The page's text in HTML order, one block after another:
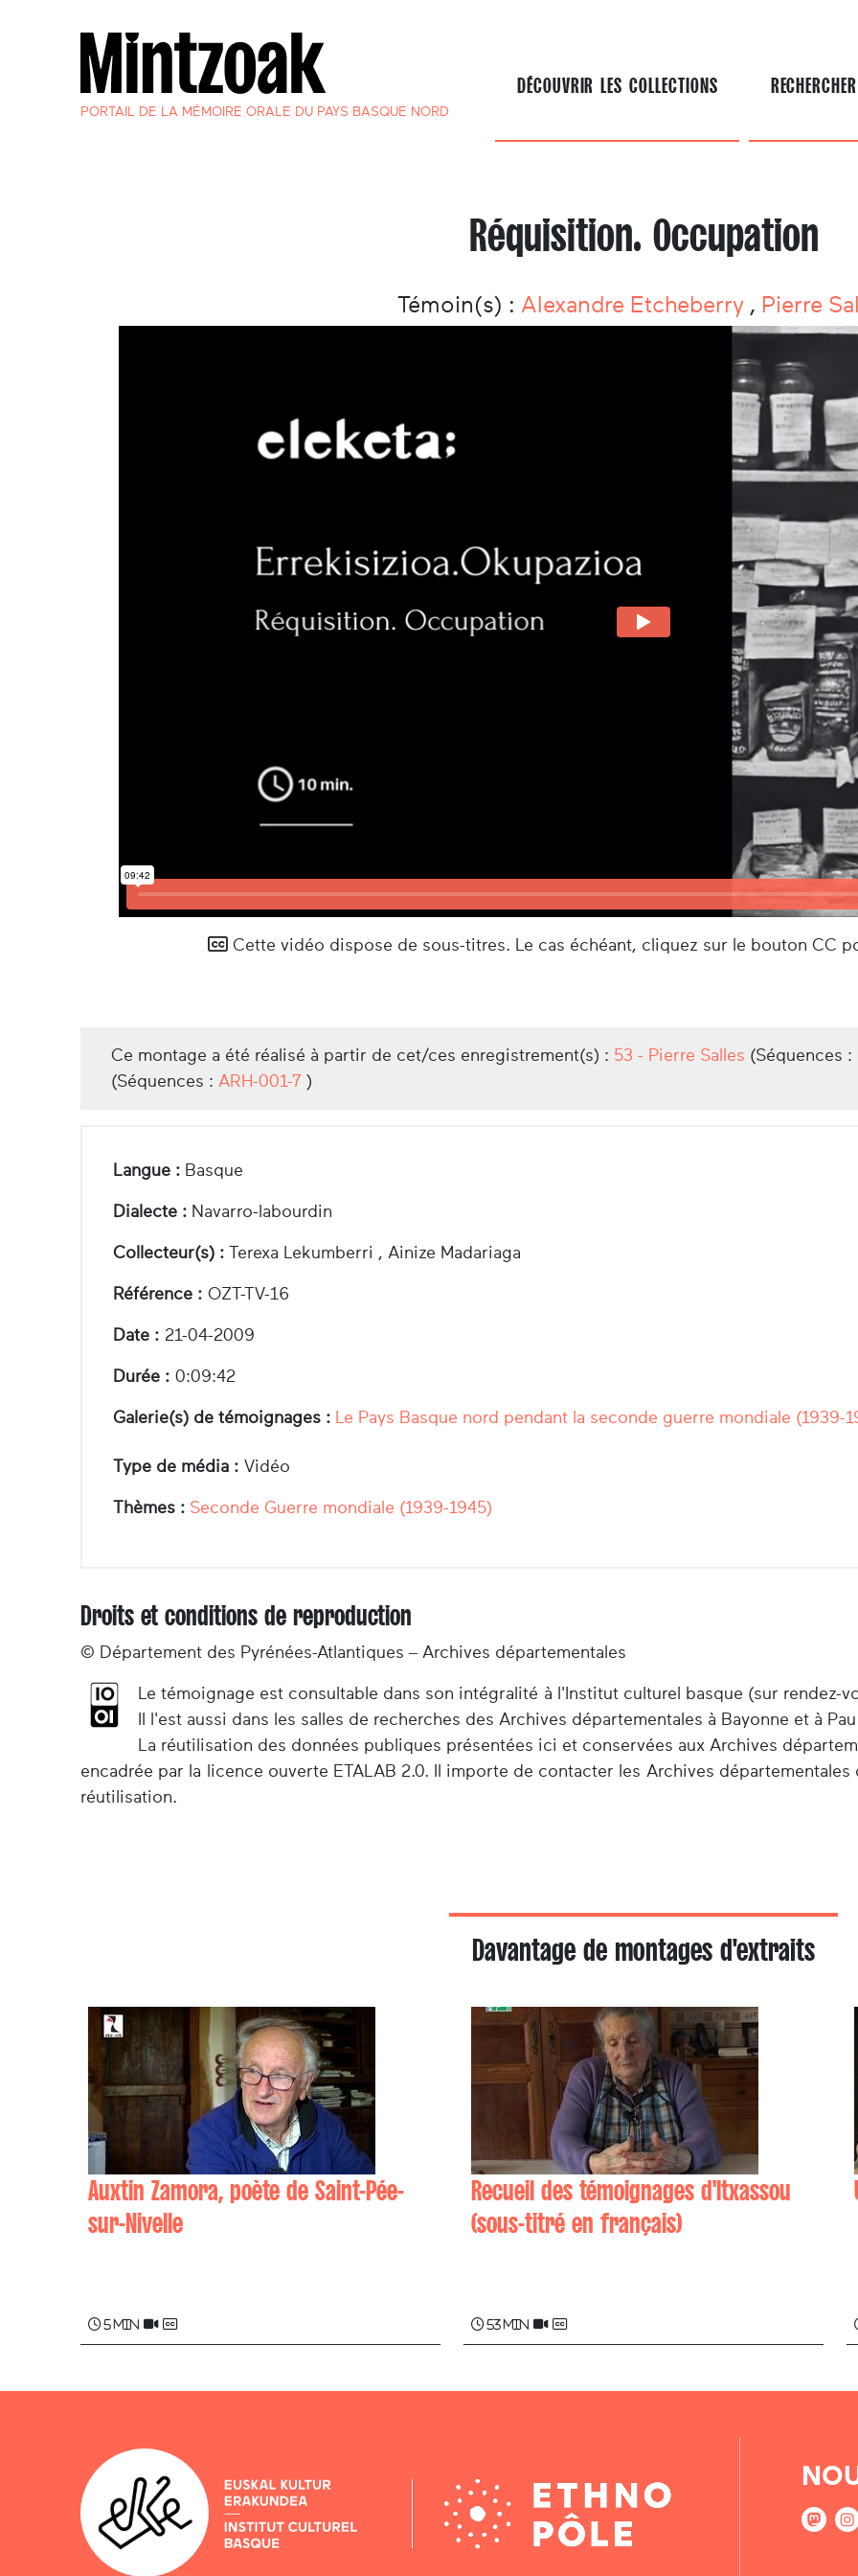
PORTAIL DE LA MÉMOIRE ORALE DU PAYS BASQUE NORD
DÉCOUVRIR LES COLLECTIONS
Réquisition. Occupation
Témoin(s) : Alexandre Etcheberry , Pierre
Cette vidéo dispose de sous-titres. Le cas échéant, cliquez sur le bouton CC
Ce montage a été réalisé à partir de cet/ces enregistrement(s) : 53 - Pierre Salles (Séquences :
(Séquences : ARH-001-7 )
Langue : Basque
Dialecte : Navarro-labourdin
Collecteur(s) : Terexa Lekumberri , Ainize Madariaga
Référence : OZT-TV-16
Date : 21-04-2009
Durée : 0:09:42
Galerie(s) de témoignages : Le Pays Basque nord pendant la seconde guerre mondiale (1939-
Type de média : Vidéo
Thèmes : Seconde Guerre mondiale (1939-1945)
Droits et conditions de reproduction
© Département des Pyrénées-Atlantiques – Archives départementales
Le témoignage est consultable dans son intégralité à l'Institut culturel basque (sur rendez-
Il l'est aussi dans les salles de recherches des Archives départementales à Bayonne et à
La réutilisation des données publiques présentées ici et conservées aux Archives
encadrée par la licence ouverte ETALAB 2.0. Il importe de contacter les Archives départementales
réutilisation.
Davantage de montages d'extraits
Auxtin Zamora, poète de Saint-Pée-
sur-Nivelle
5 min
Recueil des témoignages d'Itxassou
(sous-titré en français)
53 min